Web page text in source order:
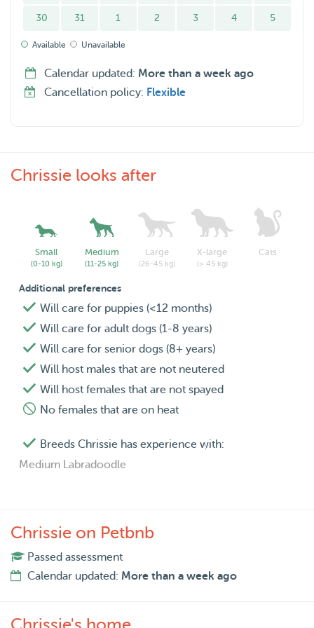
30 31 1 2 3 4 5
Available Unavailable
Calendar updated: More than a week ago
Cancellation policy: Flexible
Chrissie looks after
Small
(0-10 kg)
Medium
(11-25 kg)
Large
(26-45 kg)
X-large
(> 45 kg)
Cats
Additional preferences
Will care for puppies (<12 months)
Will care for adult dogs (1-8 years)
Will care for senior dogs (8+ years)
Will host males that are not neutered
Will host females that are not spayed
No females that are on heat
Breeds Chrissie has experience with:
Medium Labradoodle
Chrissie on Petbnb
Passed assessment
Calendar updated: More than a week ago